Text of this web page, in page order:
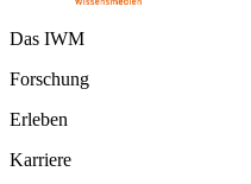
Das IWM
Forschung
Erleben
Karriere